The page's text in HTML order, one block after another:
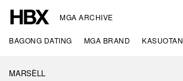
MGA ARCHIVE
BAGONG DATING MGA BRAND KASUOTAN
MARSÈLL